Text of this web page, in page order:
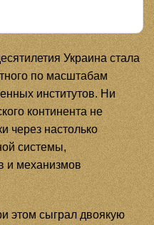
Украина стала
по масштабам
институтов. Ни
континента не
через настолько
системы,
и механизмов
этом сыграл двоякую